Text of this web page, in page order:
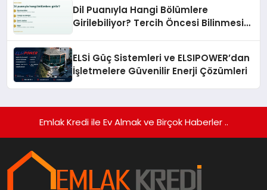
Dil Puanıyla Hangi Bölümlere
Girilebiliyor? Tercih Öncesi Bilinmesi
ELSİ Güç Sistemleri ve ELSIPOWER’dan
İşletmelere Güvenilir Enerji Çözümleri
Emlak Kredi ile Ev Almak ve Birçok Haberler ..